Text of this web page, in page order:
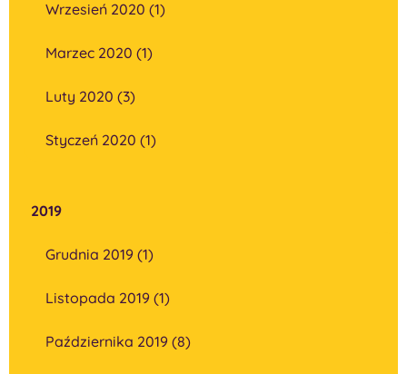
Wrzesień 2020 (1)
Marzec 2020 (1)
Luty 2020 (3)
Styczeń 2020 (1)
2019
Grudnia 2019 (1)
Listopada 2019 (1)
Października 2019 (8)